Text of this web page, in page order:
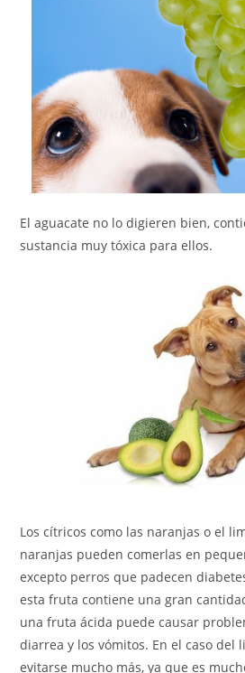
El aguacate no lo digieren bien,
sustancia muy tóxica para ellos.
Los cítricos como las naranjas o el
naranjas pueden comerlas en
excepto perros que padecen
esta fruta contiene una gran
una fruta ácida puede causar
diarrea y los vómitos. En el caso del
evitarse mucho más, ya que es